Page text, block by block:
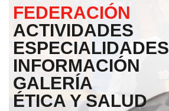
FEDERACIÓN
ACTIVIDADES
ESPECIALIDADES
INFORMACIÓN
GALERÍA
ÉTICA Y SALUD